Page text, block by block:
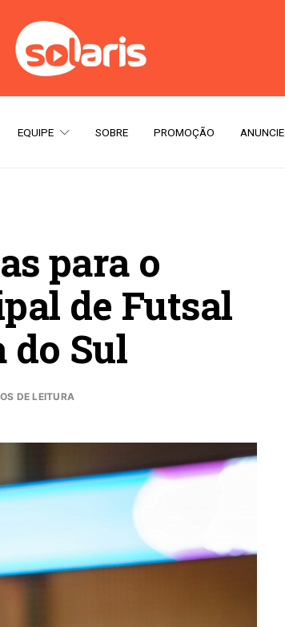
EQUIPE SOBRE PROMOÇÃO ANUNCIE
para o
de Futsal
do Sul
DE LEITURA